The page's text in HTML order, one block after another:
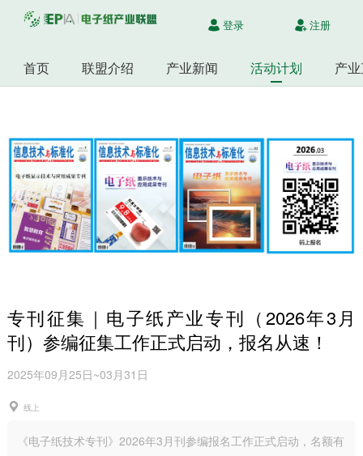
登录 注册
首页 联盟介绍 产业新闻 活动计划 产
专刊征集｜电子纸产业专刊（2026年3月
刊）参编征集工作正式启动，报名从速！
2025年09月25日~03月31日
线上
《电子纸技术专刊》2026年3月刊参编报名工作正式启动，名额有